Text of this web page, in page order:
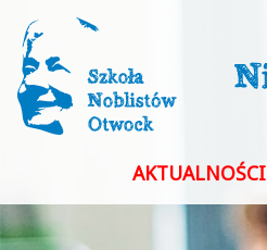
AKTUALNOŚCI